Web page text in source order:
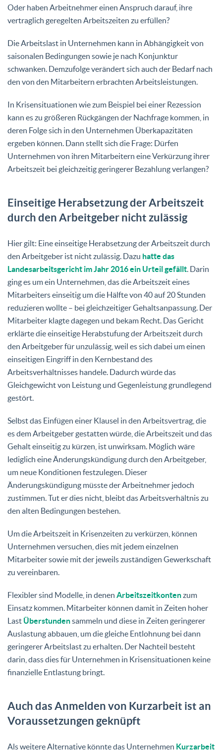
Oder haben Arbeitnehmer einen Anspruch darauf, ihre
vertraglich geregelten Arbeitszeiten zu erfüllen?
Die Arbeitslast in Unternehmen kann in Abhängigkeit von
saisonalen Bedingungen sowie je nach Konjunktur
schwanken. Demzufolge verändert sich auch der Bedarf nach
den von den Mitarbeitern erbrachten Arbeitsleistungen.
In Krisensituationen wie zum Beispiel bei einer Rezession
kann es zu größeren Rückgängen der Nachfrage kommen, in
deren Folge sich in den Unternehmen Überkapazitäten
ergeben können. Dann stellt sich die Frage: Dürfen
Unternehmen von ihren Mitarbeitern eine Verkürzung ihrer
Arbeitszeit bei gleichzeitig geringerer Bezahlung verlangen?
Einseitige Herabsetzung der Arbeitszeit
durch den Arbeitgeber nicht zulässig
Hier gilt: Eine einseitige Herabsetzung der Arbeitszeit durch
den Arbeitgeber ist nicht zulässig. Dazu hatte das
Landesarbeitsgericht im Jahr 2016 ein Urteil gefällt. Darin
ging es um ein Unternehmen, das die Arbeitszeit eines
Mitarbeiters einseitig um die Hälfte von 40 auf 20 Stunden
reduzieren wollte – bei gleichzeitiger Gehaltsanpassung. Der
Mitarbeiter klagte dagegen und bekam Recht. Das Gericht
erklärte die einseitige Herabstufung der Arbeitszeit durch
den Arbeitgeber für unzulässig, weil es sich dabei um einen
einseitigen Eingriff in den Kernbestand des
Arbeitsverhältnisses handele. Dadurch würde das
Gleichgewicht von Leistung und Gegenleistung grundlegend
gestört.
Selbst das Einfügen einer Klausel in den Arbeitsvertrag, die
es dem Arbeitgeber gestatten würde, die Arbeitszeit und das
Gehalt einseitig zu kürzen, ist unwirksam. Möglich wäre
lediglich eine Änderungskündigung durch den Arbeitgeber,
um neue Konditionen festzulegen. Dieser
Änderungskündigung müsste der Arbeitnehmer jedoch
zustimmen. Tut er dies nicht, bleibt das Arbeitsverhältnis zu
den alten Bedingungen bestehen.
Um die Arbeitszeit in Krisenzeiten zu verkürzen, können
Unternehmen versuchen, dies mit jedem einzelnen
Mitarbeiter sowie mit der jeweils zuständigen Gewerkschaft
zu vereinbaren.
Flexibler sind Modelle, in denen Arbeitszeitkontenzum
Einsatz kommen. Mitarbeiter können damit in Zeiten hoher
Last Überstundensammeln und diese in Zeiten geringerer
Auslastung abbauen, um die gleiche Entlohnung bei dann
geringerer Arbeitslast zu erhalten. Der Nachteil besteht
darin, dass dies für Unternehmen in Krisensituationen keine
finanzielle Entlastung bringt.
Auch das Anmelden von Kurzarbeit ist an
Voraussetzungen geknüpft
Als weitere Alternative könnte das Unternehmen Kurzarbeit